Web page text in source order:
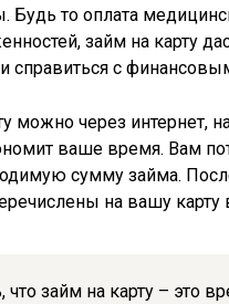
то оплата
займ на карту
справиться с
можно через интернет,
ваше время. Вам
сумму займа.
на вашу карту
что займ на карту – это